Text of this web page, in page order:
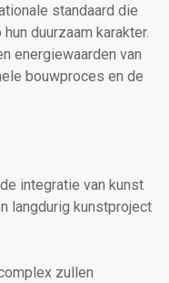
standaard die
duurzaam karakter.
energiewaarden van
bouwproces en de
integratie van kunst
langdurig kunstproject
zullen